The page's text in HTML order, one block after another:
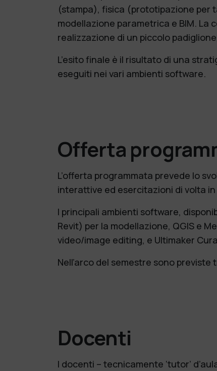
(stampa), fisica (prototipazione per
modellazione parametrica e BIM.
realizzazione di un piccolo
L’esito finale è il risultato di una
eseguiti nei vari ambienti software.
Offerta
L’offerta programmata prevede lo
interattive ed esercitazioni di volta
I principali ambienti software,
Revit) per la modellazione, QGIS e
video/image editing, e Ultimaker
Nell’arco del semestre sono
Docenti
I docenti – tecnicamente ‘tutor’